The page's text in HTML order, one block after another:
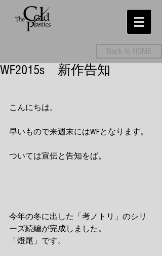
Back to HOME
WF2015s 新作告知
こんにちは。
早いもので来週末にはWFとなります。
ついては宣伝と告知をば。
今年の冬に出した「考ノトリ」のシリ
ーズ続編が完成しました。
「燈尾」です。